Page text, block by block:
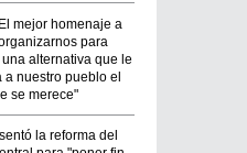
mejor homenaje a
para
alternativa que le
a nuestro pueblo el
se merece"
la reforma del